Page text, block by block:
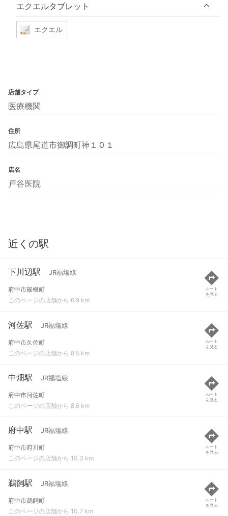
エクエルタブレット
エクエル
店舗タイプ
医療機関
住所
広島県尾道市御調町神１０１
店名
戸谷医院
近くの駅
下川辺駅 JR福塩線
府中市篠根町
このページの店舗から 6.9 km
ルート
を見る
河佐駅 JR福塩線
府中市久佐町
このページの店舗から 8.5 km
ルート
を見る
中畑駅 JR福塩線
府中市河佐町
このページの店舗から 8.6 km
ルート
を見る
府中駅 JR福塩線
府中市府川町
このページの店舗から 10.3 km
ルート
を見る
鵜飼駅 JR福塩線
府中市鵜飼町
このページの店舗から 10.7 km
ルート
を見る